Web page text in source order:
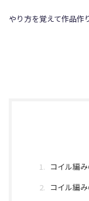
やり方を覚えて作品
コイル編
コイル編